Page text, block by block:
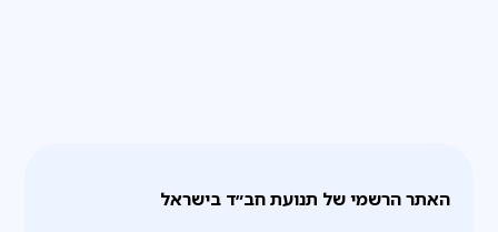
האתר הרשמי של תנועת חב״ד בישראל